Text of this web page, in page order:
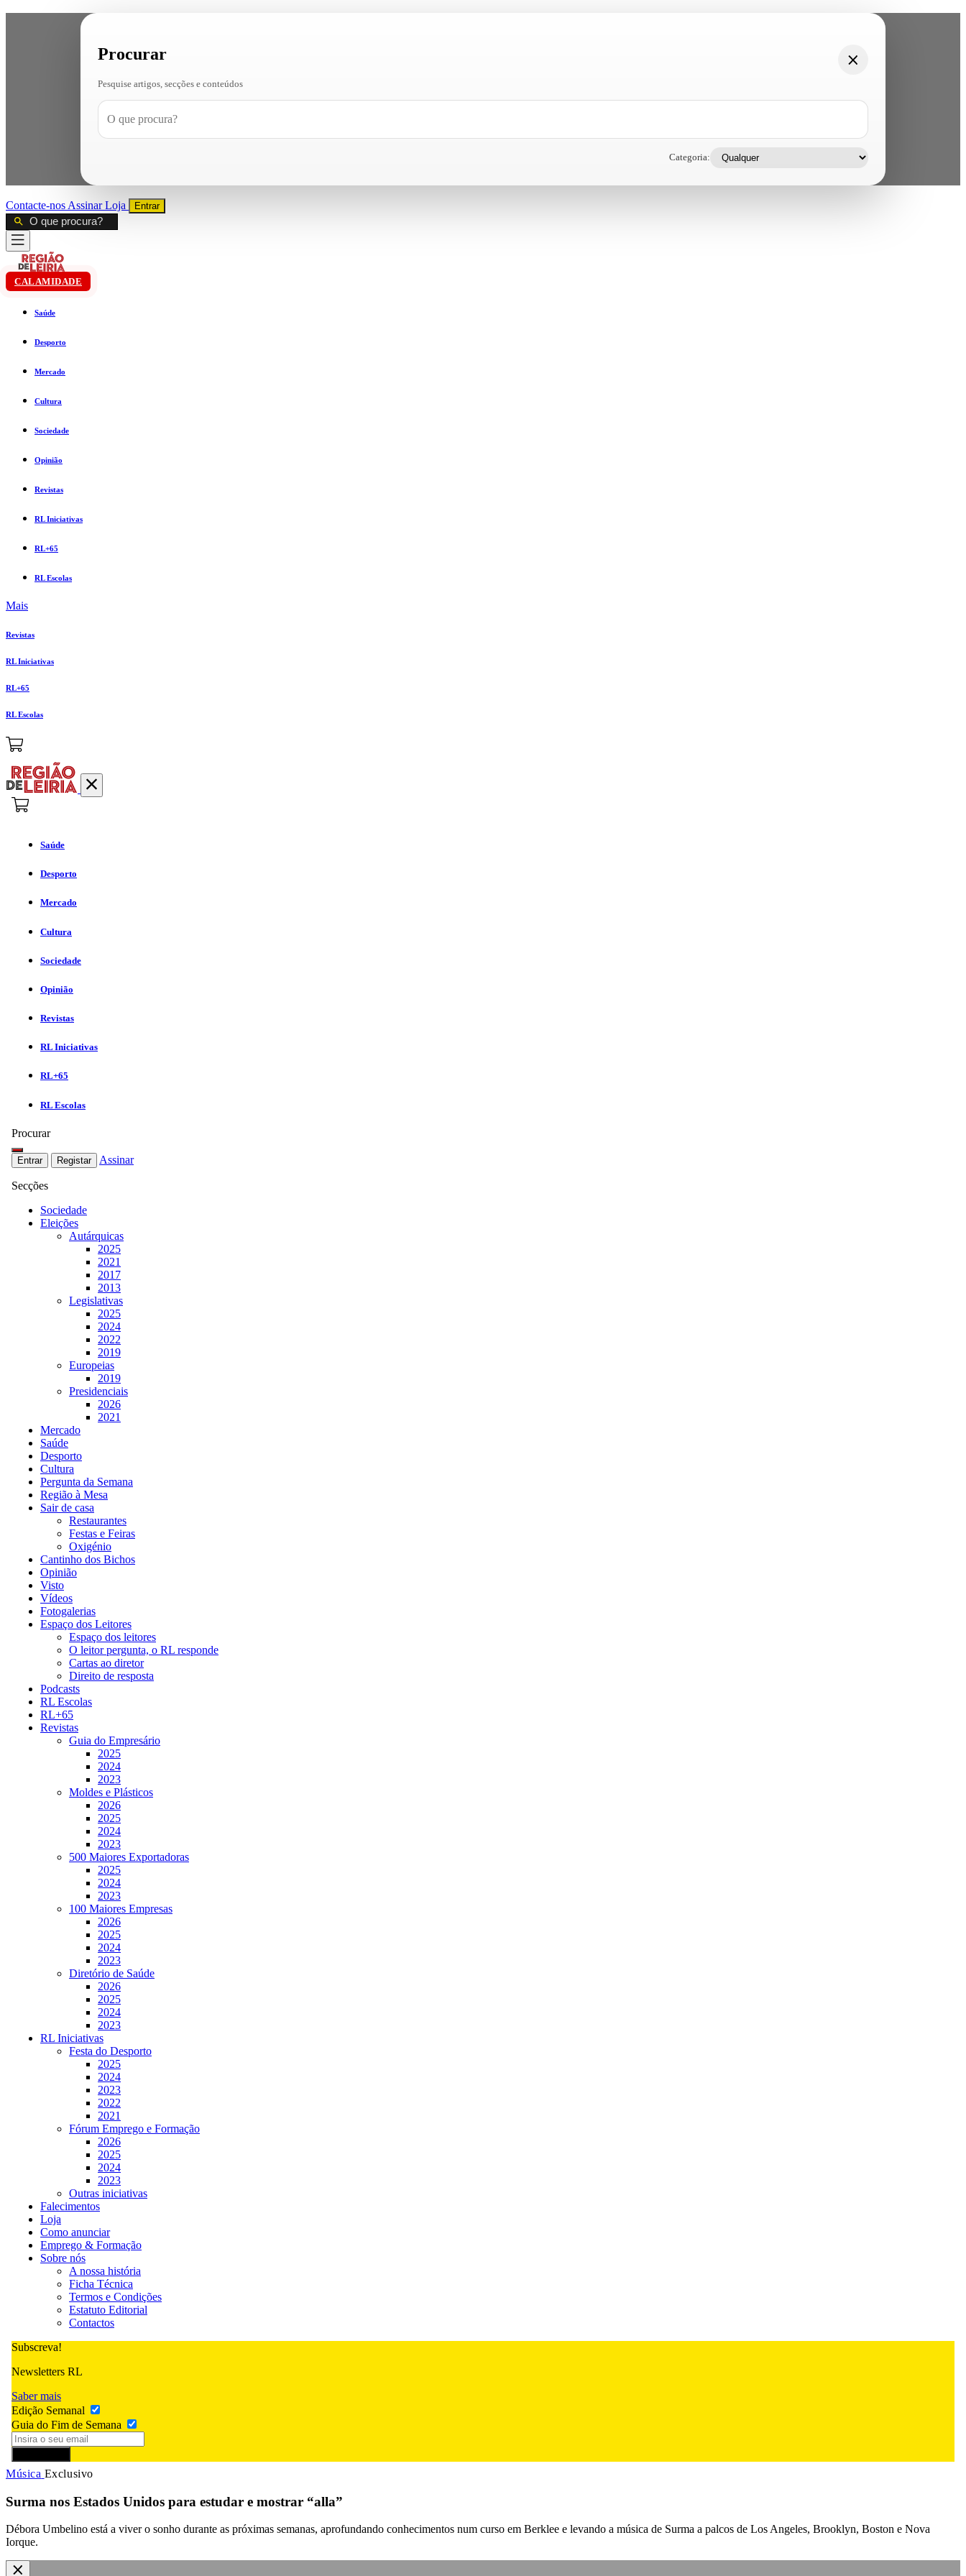
Procurar
Pesquise artigos, secções e conteúdos
Categoria:
Contacte-nos AssinarLoja Entrar
CALAMIDADE
Saúde
Desporto
Mercado
Cultura
Sociedade
Opinião
Revistas
RL Iniciativas
RL+65
RL Escolas
Mais
Revistas
RL Iniciativas
RL+65
RL Escolas
Saúde
Desporto
Mercado
Cultura
Sociedade
Opinião
Revistas
RL Iniciativas
RL+65
RL Escolas
Procurar
Entrar Registar Assinar
Secções
Sociedade
Eleições
Autárquicas
2025
2021
2017
2013
Legislativas
2025
2024
2022
2019
Europeias
2019
Presidenciais
2026
2021
Mercado
Saúde
Desporto
Cultura
Pergunta da Semana
Região à Mesa
Sair de casa
Restaurantes
Festas e Feiras
Oxigénio
Cantinho dos Bichos
Opinião
Visto
Vídeos
Fotogalerias
Espaço dos Leitores
Espaço dos leitores
O leitor pergunta, o RL responde
Cartas ao diretor
Direito de resposta
Podcasts
RL Escolas
RL+65
Revistas
Guia do Empresário
2025
2024
2023
Moldes e Plásticos
2026
2025
2024
2023
500 Maiores Exportadoras
2025
2024
2023
100 Maiores Empresas
2026
2025
2024
2023
Diretório de Saúde
2026
2025
2024
2023
RL Iniciativas
Festa do Desporto
2025
2024
2023
2022
2021
Fórum Emprego e Formação
2026
2025
2024
2023
Outras iniciativas
Falecimentos
Loja
Como anunciar
Emprego & Formação
Sobre nós
A nossa história
Ficha Técnica
Termos e Condições
Estatuto Editorial
Contactos
Subscreva!
Newsletters RL
Saber mais
Edição Semanal
Guia do Fim de Semana
Música Exclusivo
Surma nos Estados Unidos para estudar e mostrar “alla”
Débora Umbelino está a viver o sonho durante as próximas semanas, aprofundando conhecimentos num curso em Berklee e levando a música de Surma a palcos de Los Angeles, Brooklyn, Boston e Nova
Iorque.